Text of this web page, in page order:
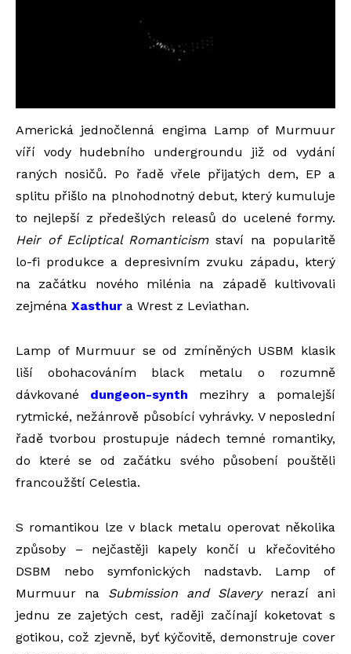
Americká jednočlenná engima Lamp of Murmuur
víří vody hudebního undergroundu již od vydání
raných nosičů. Po řadě vřele přijatých dem, EP a
splitu přišlo na plnohodnotný debut, který kumuluje
to nejlepší z předešlých releasů do ucelené formy.
Heir of Ecliptical Romanticismstaví na popularitě
lo-fi produkce a depresivním zvuku západu, který
na začátku nového milénia na západě kultivovali
zejména Xasthur a Wrest z Leviathan.
Lamp of Murmuur se od zmíněných USBM klasik
liší obohacováním black metalu o rozumně
dávkované dungeon-synth mezihry a pomalejší
rytmické, nežánrově působící vyhrávky. V neposlední
řadě tvorbou prostupuje nádech temné romantiky,
do které se od začátku svého působení pouštěli
francoužští Celestia.
S romantikou lze v black metalu operovat několika
způsoby – nejčastěji kapely končí u křečovitého
DSBM nebo symfonických nadstavb. Lamp of
Murmuur na Submission and Slaverynerazí ani
jednu ze zajetých cest, raději začínají koketovat s
gotikou, což zjevně, byť kýčovitě, demonstruje cover